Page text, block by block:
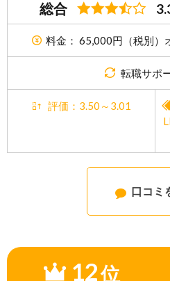
総合
料金： 65,000円（税別）
転職サポ
評価：3.50～3.01
口コミ
12位